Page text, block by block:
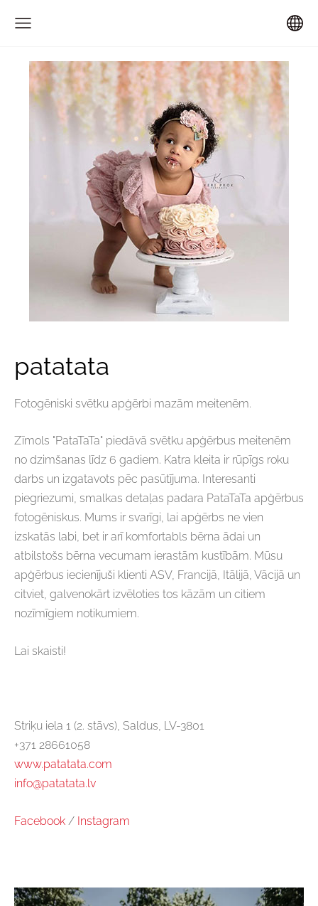
patatata
Fotogēniski svētku apģērbi mazām meitenēm.
Zīmols "PataTaTa" piedāvā svētku apģērbus meitenēm
no dzimšanas līdz 6 gadiem. Katra kleita ir rūpīgs roku
darbs un izgatavots pēc pasūtījuma. Interesanti
piegriezumi, smalkas detaļas padara PataTaTa apģērbus
fotogēniskus. Mums ir svarīgi, lai apģērbs ne vien
izskatās labi, bet ir arī komfortabls bērna ādai un
atbilstošs bērna vecumam ierastām kustībām. Mūsu
apģērbus iecienījuši klienti ASV, Francijā, Itālijā, Vācijā un
citviet, galvenokārt izvēloties tos kāzām un citiem
nozīmīgiem notikumiem.
Lai skaisti!
Striķu iela 1 (2. stāvs), Saldus, LV-3801
+371 28661058
www.patatata.com
info@patatata.lv
Facebook / Instagram